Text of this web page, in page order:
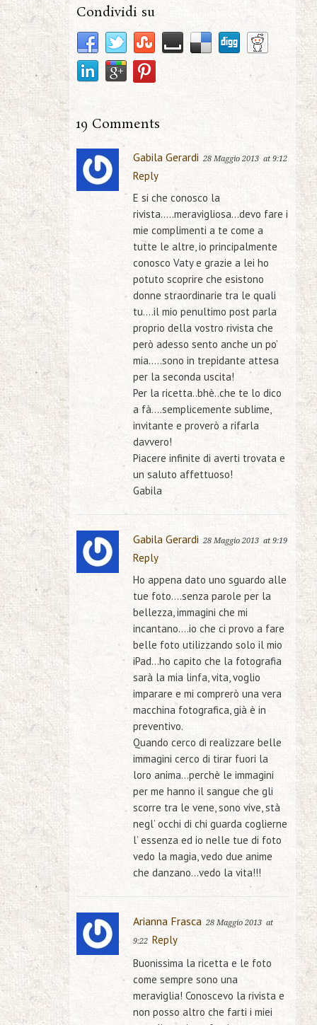
Condividi su
19 Comments
Gabila Gerardi 28 Maggio 2013 at 9:12
Reply
E si che conosco la
rivista…..meravigliosa…devo fare i
mie complimenti a te come a
tutte le altre, io principalmente
conosco Vaty e grazie a lei ho
potuto scoprire che esistono
donne straordinarie tra le quali
tu….il mio penultimo post parla
proprio della vostro rivista che
però adesso sento anche un po’
mia…..sono in trepidante attesa
per la seconda uscita!
Per la ricetta..bhè..che te lo dico
a fà….semplicemente sublime,
invitante e proverò a rifarla
davvero!
Piacere infinite di averti trovata e
un saluto affettuoso!
Gabila
Gabila Gerardi 28 Maggio 2013 at 9:19
Reply
Ho appena dato uno sguardo alle
tue foto….senza parole per la
bellezza, immagini che mi
incantano….io che ci provo a fare
belle foto utilizzando solo il mio
iPad…ho capito che la fotografia
sarà la mia linfa, vita, voglio
imparare e mi comprerò una vera
macchina fotografica, già è in
preventivo.
Quando cerco di realizzare belle
immagini cerco di tirar fuori la
loro anima…perchè le immagini
per me hanno il sangue che gli
scorre tra le vene, sono vive, stà
negl’ occhi di chi guarda coglierne
l’ essenza ed io nelle tue di foto
vedo la magia, vedo due anime
che danzano…vedo la vita!!!
Arianna Frasca 28 Maggio 2013 at
9:22 Reply
Buonissima la ricetta e le foto
come sempre sono una
meraviglia! Conoscevo la rivista e
non posso altro che farti i miei